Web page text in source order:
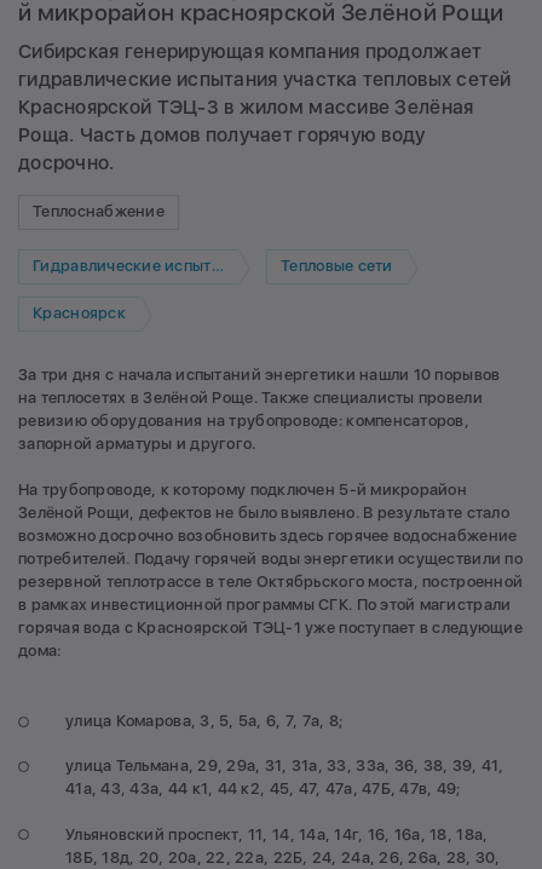
й микрорайон красноярской Зелёной Рощи
Сибирская генерирующая компания продолжает
гидравлические испытания участка тепловых сетей
Красноярской ТЭЦ-3 в жилом массиве Зелёная
Роща. Часть домов получает горячую воду
досрочно.
Теплоснабжение
Гидравлические испытания Тепловые сети
Красноярск
За три дня с начала испытаний энергетики нашли 10 порывов
на теплосетях в Зелёной Роще. Также специалисты провели
ревизию оборудования на трубопроводе: компенсаторов,
запорной арматуры и другого.
На трубопроводе, к которому подключен 5-й микрорайон
Зелёной Рощи, дефектов не было выявлено. В результате стало
возможно досрочно возобновить здесь горячее водоснабжение
потребителей. Подачу горячей воды энергетики осуществили по
резервной теплотрассе в теле Октябрьского моста, построенной
в рамках инвестиционной программы СГК. По этой магистрали
горячая вода с Красноярской ТЭЦ-1 уже поступает в следующие
дома:
улица Комарова, 3, 5, 5а, 6, 7, 7а, 8;
улица Тельмана, 29, 29а, 31, 31а, 33, 33а, 36, 38, 39, 41,
41а, 43, 43а, 44 к1, 44 к2, 45, 47, 47а, 47Б, 47в, 49;
Ульяновский проспект, 11, 14, 14а, 14г, 16, 16а, 18, 18а,
18Б, 18д, 20, 20а, 22, 22а, 22Б, 24, 24а, 26, 26а, 28, 30,